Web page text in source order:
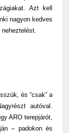
Azt kell
nagyon kedves
és “csak” a
autóval.
ARO terepjárót,
– padokon és